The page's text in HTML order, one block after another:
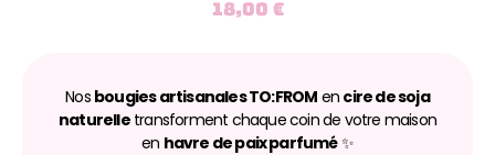
18,00 €
Nos bougies artisanales TO:FROM en cire de soja
naturelletransforment chaque coin de votre maison
en havre de paix parfumé✨